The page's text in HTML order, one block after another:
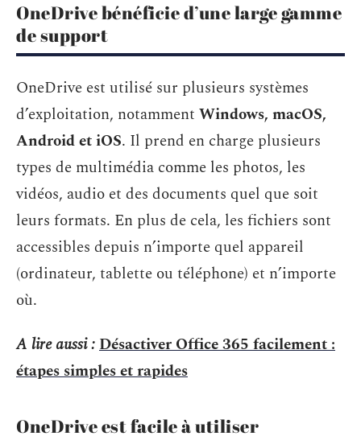
OneDrive bénéficie d’une large gamme
de support
OneDrive est utilisé sur plusieurs systèmes
d’exploitation, notamment Windows, macOS,
Android et iOS. Il prend en charge plusieurs
types de multimédia comme les photos, les
vidéos, audio et des documents quel que soit
leurs formats. En plus de cela, les fichiers sont
accessibles depuis n’importe quel appareil
(ordinateur, tablette ou téléphone) et n’importe
où.
A lire aussi :Désactiver Office 365 facilement :
étapes simples et rapides
OneDrive est facile à utiliser